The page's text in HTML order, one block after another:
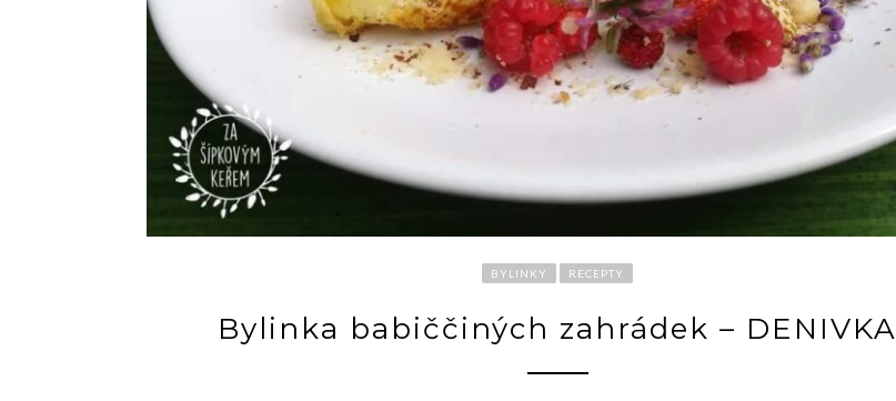
BYLINKY RECEPTY
Bylinka babiččiných zahrádek – DENIVKA